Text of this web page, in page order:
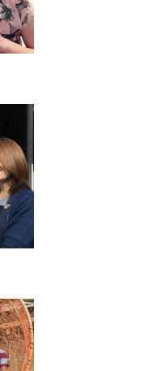
は、個性的でカラフル
作しています。 メイン
@kugoyuki) 主人と
産前までは金融機関勤
スタイリストの道へ。
。
工房 経営
ープン 経営者・ハンド
顔を持つ三児のママ